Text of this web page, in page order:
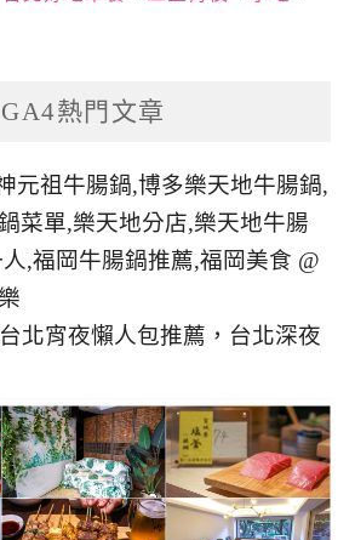
GA4熱門文章
北宵夜懶人包推薦，台北深夜